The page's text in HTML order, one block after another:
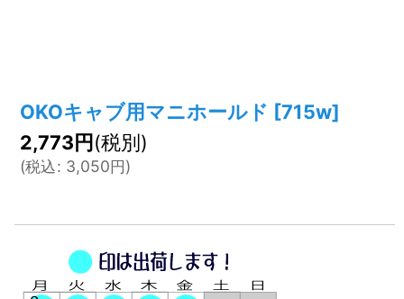
OKOキャブ用マニホールド [715w]
2,773円 (税別)
(税込: 3,050円)